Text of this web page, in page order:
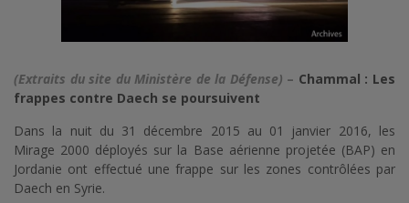
(Extraits du site du Ministère de la Défense) – Chammal : Les
frappes contre Daech se poursuivent
Dans la nuit du 31 décembre 2015 au 01 janvier 2016, les
Mirage 2000 déployés sur la Base aérienne projetée (BAP) en
Jordanie ont effectué une frappe sur les zones contrôlées par
Daech en Syrie.